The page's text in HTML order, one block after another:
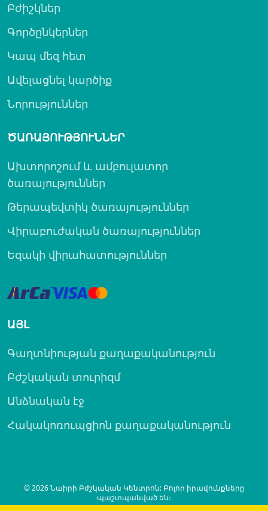
Բժիշկներ
Գործընկերներ
Կապ մեզ հետ
Ավելացնել կարծիք
Նորություններ
ԾԱՌԱՅՈՒԹՅՈՒՆՆԵՐ
Ախտորոշում և ամբուլատոր
ծառայություններ
Թերապեվտիկ ծառայություններ
Վիրաբուժական ծառայություններ
Եզակի վիրահատություններ
ԱՅԼ
Գաղտնիության քաղաքականություն
Բժշկական տուրիզմ
Անձնական էջ
Հակակոռուպցիոն քաղաքականություն
© 2026 Նաիրի Բժշկական Կենտրոն: Բոլոր իրավունքները
պաշտպանված են։